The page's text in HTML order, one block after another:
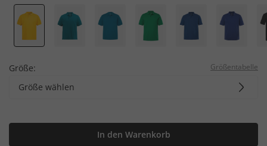
Größe: Größentabelle
Größe wählen
In den Warenkorb